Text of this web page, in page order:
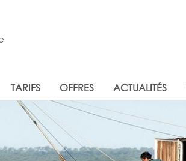
TARIFS OFFRES ACTUALITÉS